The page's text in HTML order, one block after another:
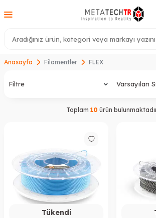
Anasayfa Filamentler FLEX
Filtre
Toplam 10 ürün
Tükendi